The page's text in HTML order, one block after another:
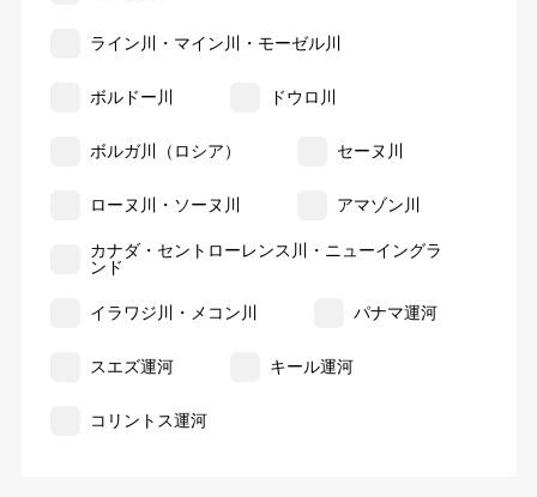
ライン川・マイン川・モーゼル川
ボルドー川 ドウロ川
ボルガ川（ロシア） セーヌ川
ローヌ川・ソーヌ川 アマゾン川
カナダ・セントローレンス川・ニューイングラ
ンド
イラワジ川・メコン川 パナマ運河
スエズ運河 キール運河
コリントス運河